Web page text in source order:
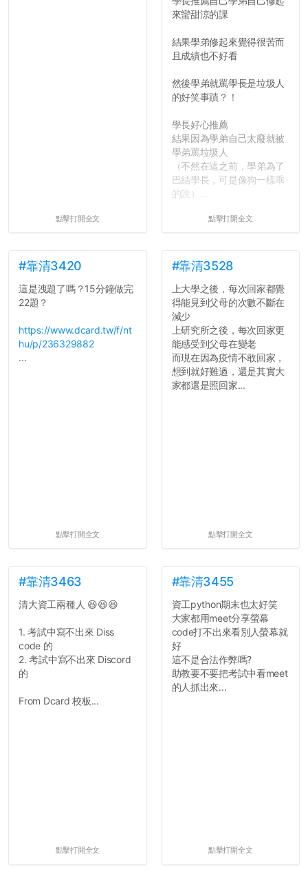
吧XD，祝學弟妹們修課順利
點擊打開全文
來蠻甜涼的課
結果學弟修起來覺得很苦而
且成績也不好看
然後學弟就罵學長是垃圾人
的好笑事蹟？！
學長好心推薦
結果因為學弟自己太廢就被
學弟罵垃圾人
（不然在這之前，學弟為了
巴結學長，可是像狗一樣乖
的說）...
點擊打開全文
#靠清3420
這是洩題了嗎？15分鐘做完
22題？
https://www.dcard.tw/f/nt
hu/p/236329882
...
點擊打開全文
#靠清3528
上大學之後，每次回家都覺
得能見到父母的次數不斷在
減少
上研究所之後，每次回家更
能感受到父母在變老
而現在因為疫情不敢回家，
想到就好難過，還是其實大
家都還是照回家...
點擊打開全文
#靠清3463
清大資工兩種人 😆😆😆
1. 考試中寫不出來 Diss
code 的
2. 考試中寫不出來 Discord
的
From Dcard 校板...
點擊打開全文
#靠清3455
資工python期末也太好笑
大家都用meet分享螢幕
code打不出來看別人螢幕就
好
這不是合法作弊嗎?
助教要不要把考試中看meet
的人抓出來...
點擊打開全文